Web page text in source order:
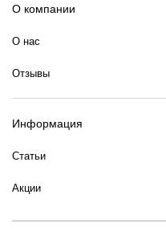
О компании
О нас
Отзывы
Информация
Статьи
Акции